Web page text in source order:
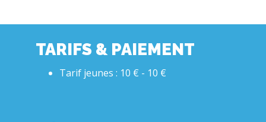
TARIFS & PAIEMENT
Tarif jeunes : 10 € - 10 €